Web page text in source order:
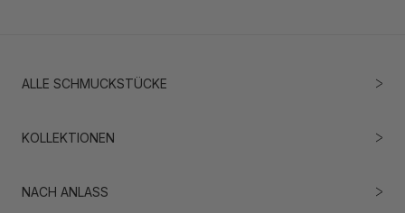
ALLE SCHMUCKSTÜCKE
KOLLEKTIONEN
NACH ANLASS